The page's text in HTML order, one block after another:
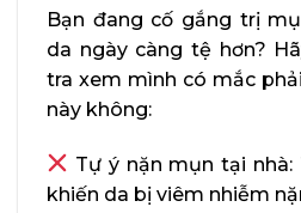
Bạn đang cố gắng trị
da ngày càng tệ hơn?
tra xem mình có mắc
này không:
Tự ý nặn mụn tại nhà:
khiến da bị viêm nhiễm